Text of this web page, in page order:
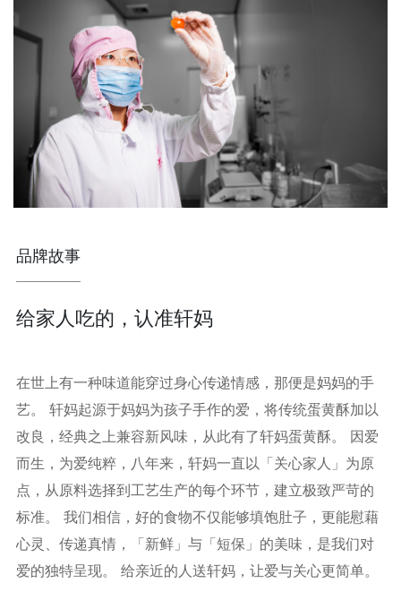
品牌故事
给家人吃的，认准轩妈
在世上有一种味道能穿过身心传递情感，那便是妈妈的手
艺。 轩妈起源于妈妈为孩子手作的爱，将传统蛋黄酥加以
改良，经典之上兼容新风味，从此有了轩妈蛋黄酥。 因爱
而生，为爱纯粹，八年来，轩妈一直以「关心家人」为原
点，从原料选择到工艺生产的每个环节，建立极致严苛的
标准。 我们相信，好的食物不仅能够填饱肚子，更能慰藉
心灵、传递真情，「新鲜」与「短保」的美味，是我们对
爱的独特呈现。 给亲近的人送轩妈，让爱与关心更简单。